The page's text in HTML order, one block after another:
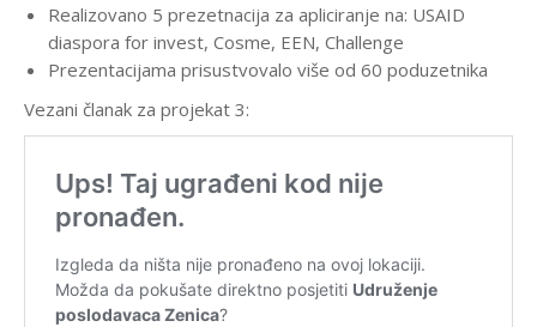
Realizovano 5 prezetnacija za apliciranje na: USAID
diaspora for invest, Cosme, EEN, Challenge
Prezentacijama prisustvovalo više od 60 poduzetnika
Vezani članak za projekat 3: